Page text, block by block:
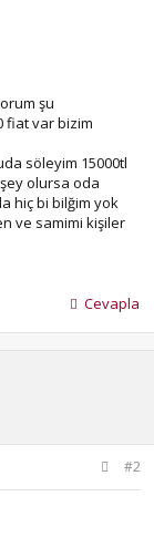
şu
fiat var bizim
söleyim 15000tl
olursa oda
hiç bi bilğim yok
ve samimi kişiler
Cevapla
#2